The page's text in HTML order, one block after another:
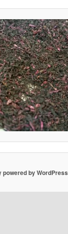
powered by WordPress